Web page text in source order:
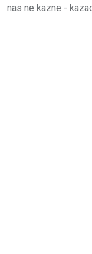
nas ne kazne -